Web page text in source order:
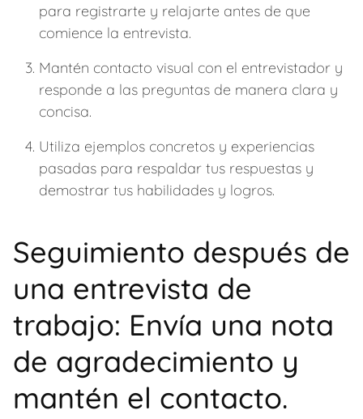
para registrarte y relajarte antes de que
comience la entrevista.
Mantén contacto visual con el entrevistador y
responde a las preguntas de manera clara y
concisa.
Utiliza ejemplos concretos y experiencias
pasadas para respaldar tus respuestas y
demostrar tus habilidades y logros.
Seguimiento después de
una entrevista de
trabajo: Envía una nota
de agradecimiento y
mantén el contacto.